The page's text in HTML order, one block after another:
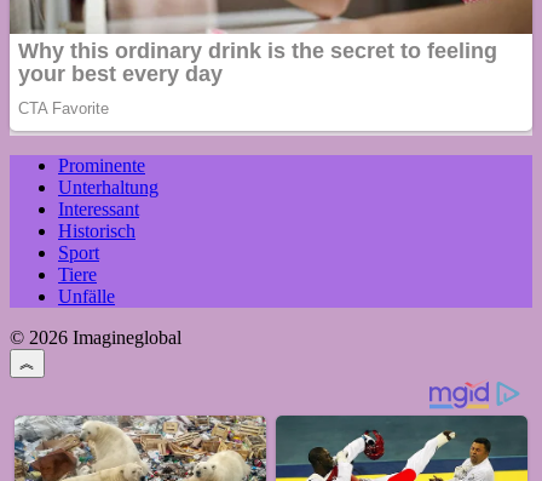
Prominente
Unterhaltung
Interessant
Historisch
Sport
Tiere
Unfälle
© 2026 Imagineglobal